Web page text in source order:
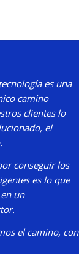
es una
camino
clientes lo
el
conseguir los
es lo que
un
el camino, con